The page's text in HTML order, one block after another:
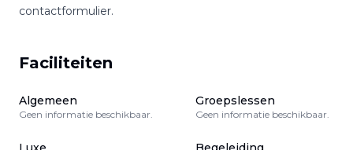
contactformulier.
Faciliteiten
Algemeen
Geen informatie beschikbaar.
Groepslessen
Geen informatie beschikbaar.